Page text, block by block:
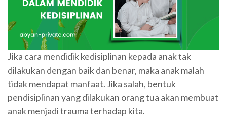
Jika cara mendidik kedisiplinan kepada anak tak
dilakukan dengan baik dan benar, maka anak malah
tidak mendapat manfaat. Jika salah, bentuk
pendisiplinan yang dilakukan orang tua akan membuat
anak menjadi trauma terhadap kita.